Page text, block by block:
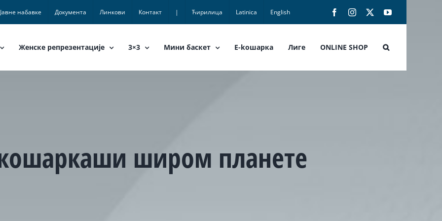
Јавне набавке Документа Линкови Контакт | Ћирилица Latinica English FacebookInstagram YouTube
Женске репрезентације 3×3 Мини баскет E-koшарка Лиге ONLINE SHOP
широм планете